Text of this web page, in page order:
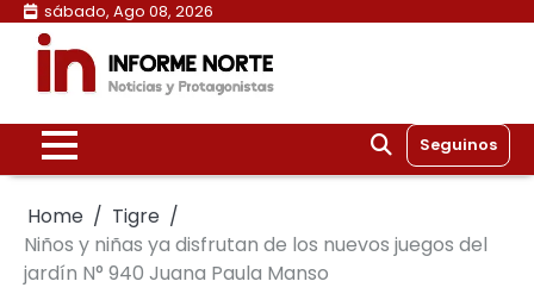
Skip
content
sábado, Ago 08, 2026
Seguinos
Home
Tigre
Niños y niñas ya disfrutan de los nuevos juegos del
jardín N° 940 Juana Paula Manso